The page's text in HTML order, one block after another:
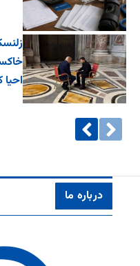
احیا
درباره ما